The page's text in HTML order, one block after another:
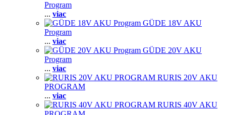
Program
... viac
GÜDE 18V AKU
Program
... viac
GÜDE 20V AKU
Program
... viac
RURIS 20V AKU
PROGRAM
... viac
RURIS 40V AKU